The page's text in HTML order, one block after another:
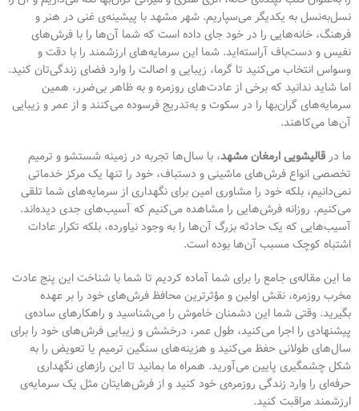
نسل‌به‌نسل به یکدیگر می‌سپاریم. شهر مشهد با پیشینه‌ی غنی در هنر و
فرهنگ، خانه‌هایی را در خود جای داده است که شما آن‌ها را با فرش‌های
نفیس و دست‌باف آراسته‌اید. شما این سرمایه‌های ارزشمند را با دقت و
وسواس انتخاب می‌کنید تا گرما، زیبایی و اصالت را وارد فضای زندگی‌تان کنید.
اما شاید ندانید که برخی از عادت‌های روزمره و به ظاهر بی‌ضرر، همین
سرمایه‌های گران‌بها را در سکوت و به‌تدریج فرسوده می‌کنند و از عمر و زیبایی
آن‌ها می‌کاهند.
ما در قالیشویی ارمغان مشهد، با سال‌ها تجربه در زمینه شستشو و ترمیم
تخصصی انواع فرش‌های ماشینی و دستباف، خود را تنها یک مرکز خدماتی
نمی‌دانیم، بلکه خود را مشاوری امین برای نگهداری از سرمایه‌های شما تلقی
می‌کنیم. روزانه فرش‌هایی را مشاهده می‌کنیم که آسیب‌های جدی دیده‌اند.
آسیب‌هایی که یک حادثه بزرگ آن‌ها را به وجود نیاورده، بلکه تکرار عادات
اشتباه کوچک مسبب آن‌ها بوده است.
ما این مقاله‌ی جامع را برای شما آماده کردیم تا شما با شناخت این پنج عادت
مخرب روزمره، نقش اولین و مؤثرترین محافظ فرش‌های خود را بر عهده
بگیرید. وقتی شما این دشمنان خاموش را می‌شناسید و راهکارهای ساده‌ی
پیشنهادی را اجرا می‌کنید، طول عمر، درخشش و زیبایی فرش‌های خود را برای
سال‌های طولانی حفظ می‌کنید و هزینه‌های سنگین ترمیم یا تعویض را به
شکل چشمگیری پایین می‌آورید. همراه ما بمانید تا این رازهای نگهداری
حرفه‌ای را وارد زندگی روزمره‌ی خود کنید و از فرش‌هایتان مثل یک سرمایه‌ی
ارزشمند مراقبت کنید.